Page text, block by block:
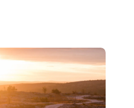
ja vinkit harrastajalle